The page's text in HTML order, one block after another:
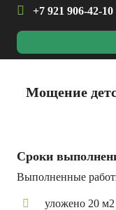
+7 921 906-42-10
Мощение
Сроки
Выполненные
уложено 20